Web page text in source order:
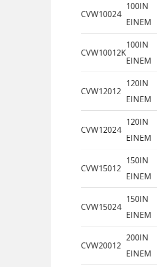
CVW10024
100IN
EINEM
CVW10012K
100IN
EINEM
CVW12012
120IN
EINEM
CVW12024
120IN
EINEM
CVW15012
150IN
EINEM
CVW15024
150IN
EINEM
CVW20012
200IN
EINEM